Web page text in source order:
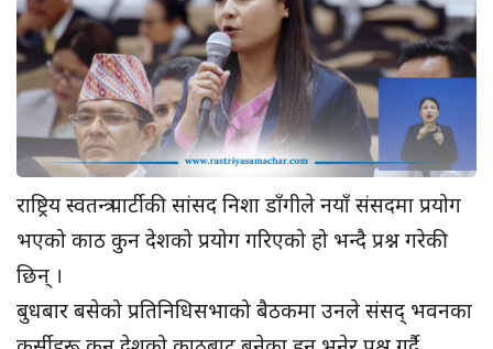
राष्ट्रिय स्वतन्त्र पार्टीकी सांसद निशा डाँगीले नयाँ संसदमा प्रयोग
भएको काठ कुन देशको प्रयोग गरिएको हो भन्दै प्रश्न गरेकी
छिन् ।
बुधबार बसेको प्रतिनिधिसभाको बैठकमा उनले संसद् भवनका